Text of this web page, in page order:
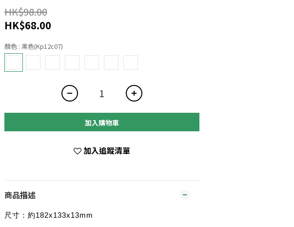
HK$98.00
HK$68.00
顏色 : 黑色(Kp12c07)
加入購物車
加入追蹤清單
商品描述
尺寸：約182x133x13mm